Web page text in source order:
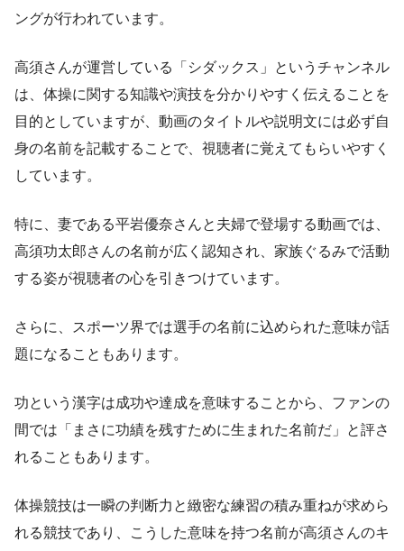
ングが行われています。
高須さんが運営している「シダックス」というチャンネル
は、体操に関する知識や演技を分かりやすく伝えることを
目的としていますが、動画のタイトルや説明文には必ず自
身の名前を記載することで、視聴者に覚えてもらいやすく
しています。
特に、妻である平岩優奈さんと夫婦で登場する動画では、
高須功太郎さんの名前が広く認知され、家族ぐるみで活動
する姿が視聴者の心を引きつけています。
さらに、スポーツ界では選手の名前に込められた意味が話
題になることもあります。
功という漢字は成功や達成を意味することから、ファンの
間では「まさに功績を残すために生まれた名前だ」と評さ
れることもあります。
体操競技は一瞬の判断力と緻密な練習の積み重ねが求めら
れる競技であり、こうした意味を持つ名前が高須さんのキ